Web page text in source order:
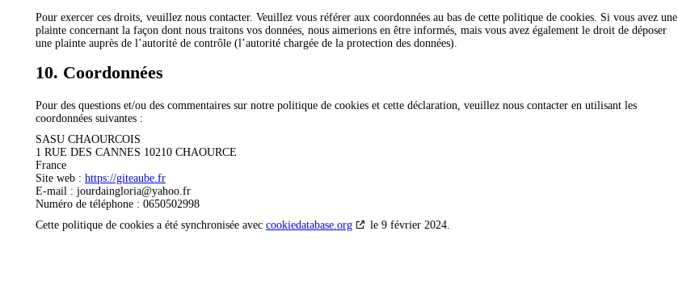
Pour exercer ces droits, veuillez nous contacter. Veuillez vous référer aux coordonnées au bas de cette politique de cookies. Si vous avez une
plainte concernant la façon dont nous traitons vos données, nous aimerions en être informés, mais vous avez également le droit de déposer
une plainte auprès de l’autorité de contrôle (l’autorité chargée de la protection des données).
10. Coordonnées
Pour des questions et/ou des commentaires sur notre politique de cookies et cette déclaration, veuillez nous contacter en utilisant les
coordonnées suivantes :
SASU CHAOURCOIS
1 RUE DES CANNES 10210 CHAOURCE
France
Site web : https://giteaube.fr
E-mail : jourdaingloria@yahoo.fr
Numéro de téléphone : 0650502998
Cette politique de cookies a été synchronisée avec cookiedatabase.org le 9 février 2024.